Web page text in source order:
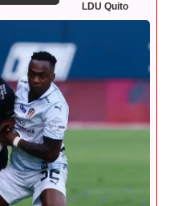
LDU Quito